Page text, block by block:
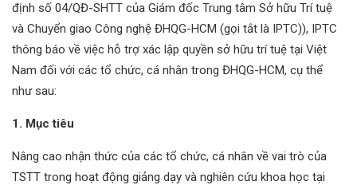
định số 04/QĐ-SHTT của Giám đốc Trung tâm Sở hữu Trí tuệ
và Chuyển giao Công nghệ ĐHQG-HCM (gọi tắt là IPTC)), IPTC
thông báo về việc hỗ trợ xác lập quyền sở hữu trí tuệ tại Việt
Nam đối với các tổ chức, cá nhân trong ĐHQG-HCM, cụ thể
như sau:
1. Mục tiêu
Nâng cao nhận thức của các tổ chức, cá nhân về vai trò của
TSTT trong hoạt động giảng dạy và nghiên cứu khoa học tại